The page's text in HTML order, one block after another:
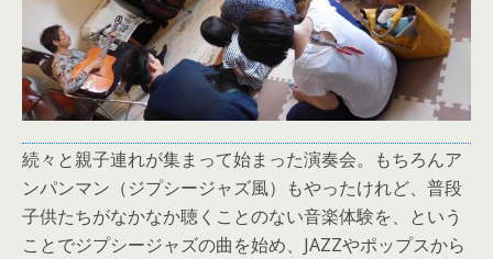
続々と親子連れが集まって始まった演奏会。もちろんア
ンパンマン（ジプシージャズ風）もやったけれど、普段
子供たちがなかなか聴くことのない音楽体験を、という
ことでジプシージャズの曲を始め、JAZZやポップスから